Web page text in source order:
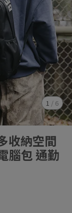
1 / 6
收納空間
腦包 通勤